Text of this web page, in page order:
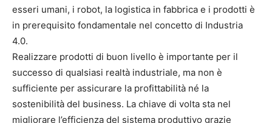
esseri umani, i robot, la logistica in fabbrica e i prodotti è
in prerequisito fondamentale nel concetto di Industria
4.0.
Realizzare prodotti di buon livello è importante per il
successo di qualsiasi realtà industriale, ma non è
sufficiente per assicurare la profittabilità né la
sostenibilità del business. La chiave di volta sta nel
migliorare l’efficienza del sistema produttivo grazie